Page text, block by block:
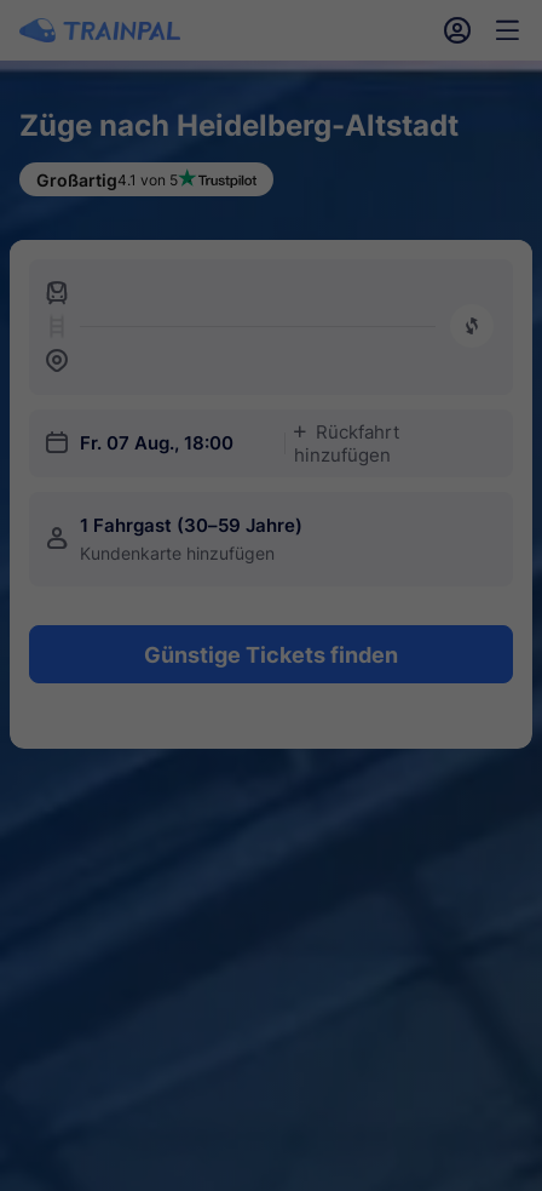
󱎓 󱒨
Züge nach Heidelberg-Altstadt
Großartig4.1 von 5
󱍉
󰿠
󱒣
󱎗 Fr. 07 Aug., 18:00
󱅇
Rückfahrt
hinzufügen
󱍂 1 Fahrgast (30–59 Jahre)
Kundenkarte hinzufügen
Günstige Tickets finden